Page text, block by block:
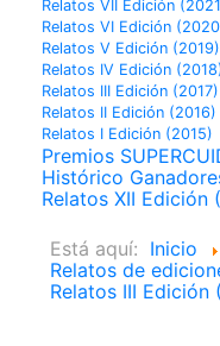
Relatos VII Edición
Relatos VI Edición
Relatos V Edición (2019)
Relatos IV Edición
Relatos III Edición (2017)
Relatos II Edición (2016)
Relatos I Edición (2015)
Premios
Histórico
Relatos XII Edición
Está aquí: Inicio
Relatos de
Relatos III Edición